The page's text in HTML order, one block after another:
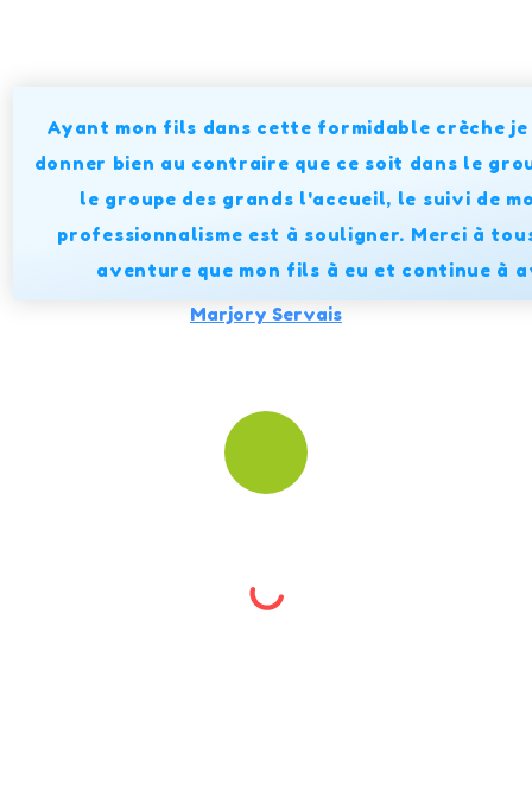
Ayant mon fils dans cette formidable crèche
donner bien au contraire que ce soit dans le
le groupe des grands l'accueil, le suivi de
professionnalisme est à souligner. Merci à
aventure que mon fils à eu et continue à
Marjory Servais